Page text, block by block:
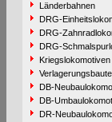
Länderbahnen
DRG-
DRG-
DRG-
Kriegslokomotiven
DB-
DB-
DR-